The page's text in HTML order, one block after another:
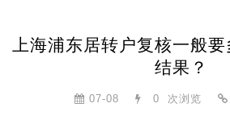
上海浦东居转户复核一般
结果？
07-08 0 次浏览